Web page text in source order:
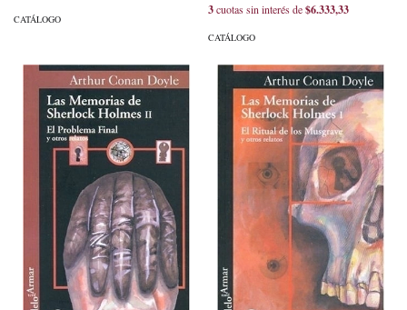
CATÁLOGO
3cuotas sin interés de$6.333,33
CATÁLOGO